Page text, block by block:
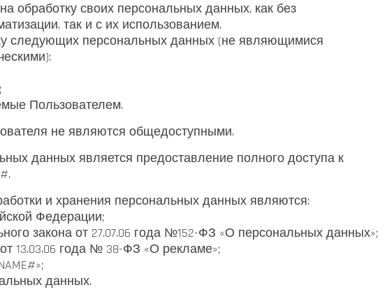
обработку своих персональных данных, как без
так и с их использованием.
следующих персональных данных (не являющимися
Пользователем.
не являются общедоступными.
данных является предоставление полного доступа к
и хранения персональных данных являются:
Федерации;
закона от 27.07.06 года №152-ФЗ «О персональных данных»;
13.03.06 года № 38-ФЗ «О рекламе»;
данных.